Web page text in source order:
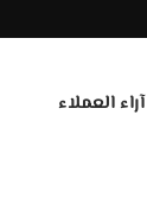
آراء العملاء